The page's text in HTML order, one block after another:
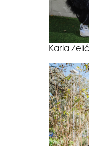
Karla Zelić